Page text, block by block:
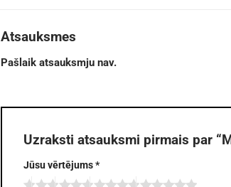
Atsauksmes
Pašlaik atsauksmju nav.
Uzraksti atsauksmi pirmais par
Jūsu vērtējums*